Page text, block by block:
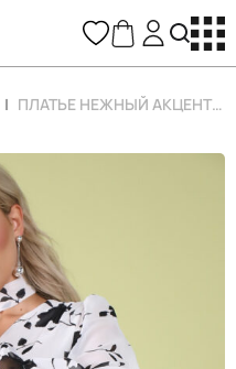
ПЛАТЬЕ НЕЖНЫЙ АКЦЕНТ (БЕЛЫЙ)